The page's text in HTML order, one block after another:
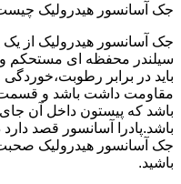
جک آسانسور هیدرولیک
جک آسانسور هیدرولیک از
سیلندر محفظه ای
باید در برابر
مقاومت داشت باشد و
باشد که پیستون داخل آن
باشد.پادرا آسانسور قصد
جک آسانسور هیدرولیک صحبت
باشید.